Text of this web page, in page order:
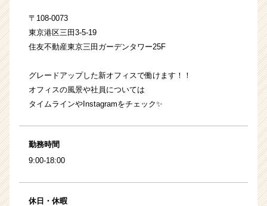
〒108-0073
東京港区三田3-5-19
住友不動産東京三田ガーデンタワー25F
グレードアップした新オフィスで働けます！！
オフィスの風景や社員については
タイムラインやInstagramをチェック✨
勤務時間
9:00-18:00
休日・休暇